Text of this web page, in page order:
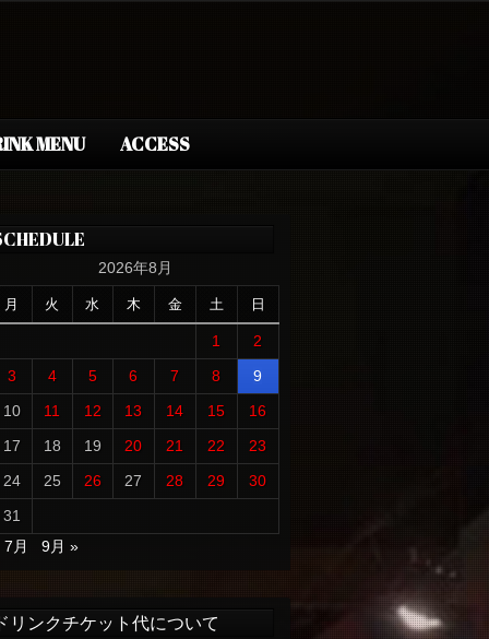
MENU ACCESS
2026年8月
月 火 水 木 金 土 日
1
2
3
4 5 6 7 8
9
10
11 12 13 14 15
16
17
18 19 20 21 22
23
24
25 26 27 28 29
30
31
7月
9月 »
リンクチケット代について